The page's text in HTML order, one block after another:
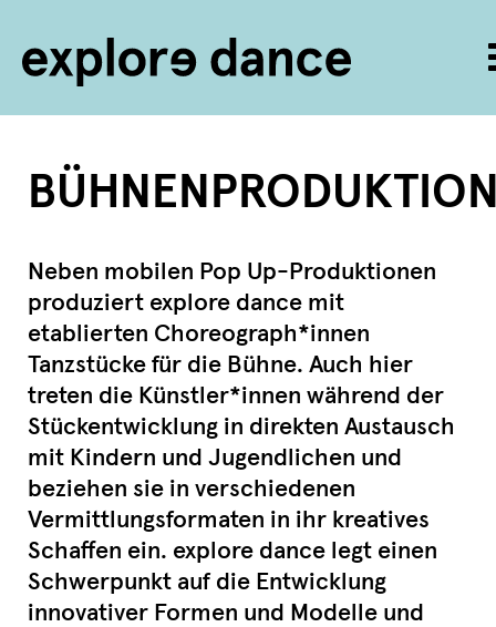
Neben mobilen Pop Up-Produktionen
produziert explore dance mit
etablierten Choreograph*innen
Tanzstücke für die Bühne. Auch hier
treten die Künstler*innen während der
Stückentwicklung in direkten Austausch
mit Kindern und Jugendlichen und
beziehen sie in verschiedenen
Vermittlungsformaten in ihr kreatives
Schaffen ein. explore dance legt einen
Schwerpunkt auf die Entwicklung
innovativer Formen und Modelle und